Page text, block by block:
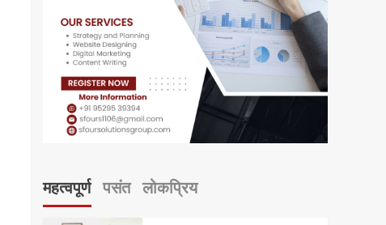
महत्वपूर्ण पसंत लोकप्रिय